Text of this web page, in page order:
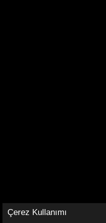
Çerez Kullanımı